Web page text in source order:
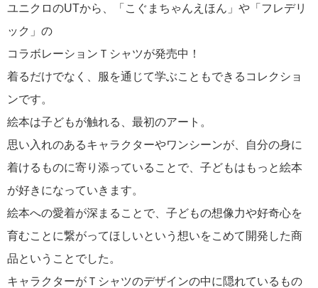
ユニクロのUTから、「こぐまちゃんえほん」や「フレデリ
ック」の
コラボレーションＴシャツが発売中！
着るだけでなく、服を通じて学ぶこともできるコレクショ
ンです。
絵本は子どもが触れる、最初のアート。
思い入れのあるキャラクターやワンシーンが、自分の身に
着けるものに寄り添っていることで、子どもはもっと絵本
が好きになっていきます。
絵本への愛着が深まることで、子どもの想像力や好奇心を
育むことに繋がってほしいという想いをこめて開発した商
品ということでした。
キャラクターがＴシャツのデザインの中に隠れているもの